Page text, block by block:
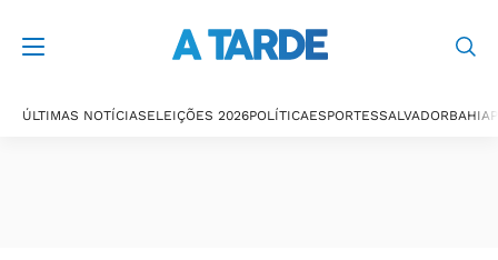
ÚLTIMAS NOTÍCIASELEIÇÕES 2026POLÍTICAESPORTESSALVADORBAHIA